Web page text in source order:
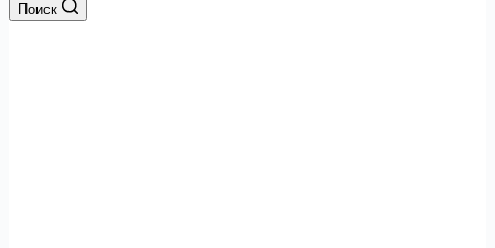
Поиск